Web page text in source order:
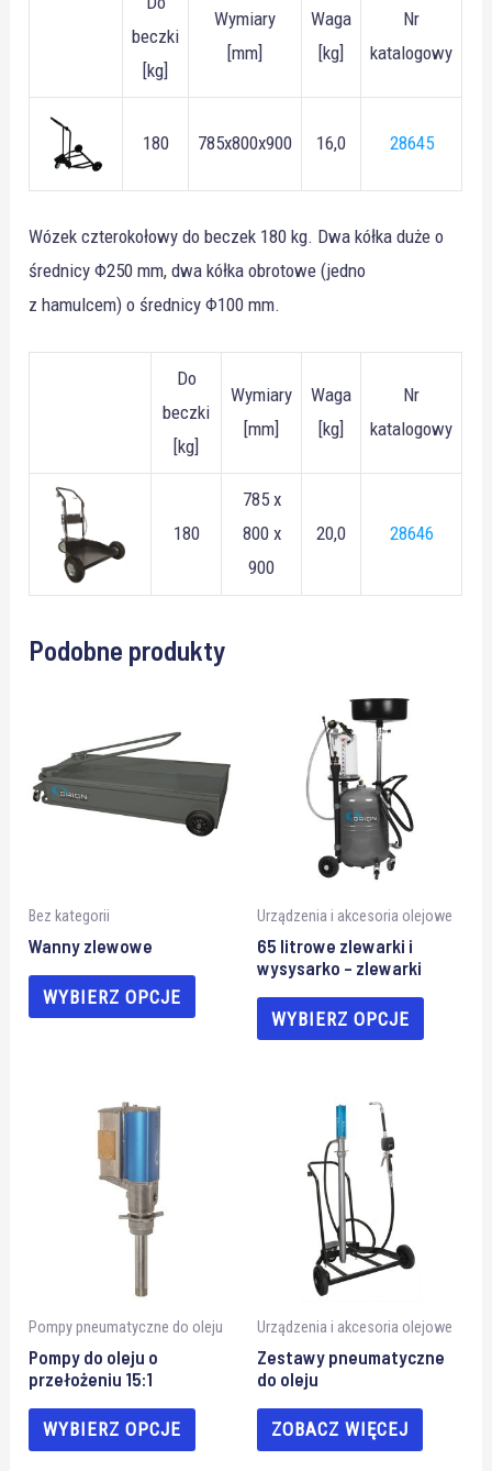
beczki
[kg]
Wymiary
[mm]
Waga
[kg]
Nr
katalogowy
180 785x800x900 16,0 28645
Wózek czterokołowy do beczek 180 kg. Dwa kółka duże o
średnicy Φ250 mm, dwa kółka obrotowe (jedno
z hamulcem) o średnicy Φ100 mm.
Do
beczki
[kg]
Wymiary
[mm]
Waga
[kg]
Nr
katalogowy
180
785 x
800 x
900
20,0 28646
Podobne produkty
Bez kategorii
Wanny zlewowe
WYBIERZ OPCJE
Urządzenia i akcesoria olejowe
65 litrowe zlewarki i
wysysarko – zlewarki
WYBIERZ OPCJE
Pompy pneumatyczne do oleju
Pompy do oleju o
przełożeniu 15:1
WYBIERZ OPCJE
Urządzenia i akcesoria olejowe
Zestawy pneumatyczne
do oleju
ZOBACZ WIĘCEJ